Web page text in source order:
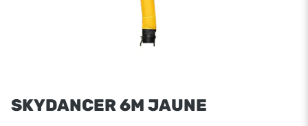
SKYDANCER 6M JAUNE